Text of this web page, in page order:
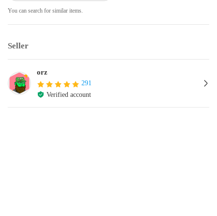
You can search for similar items.
Seller
orz
291
Verified account